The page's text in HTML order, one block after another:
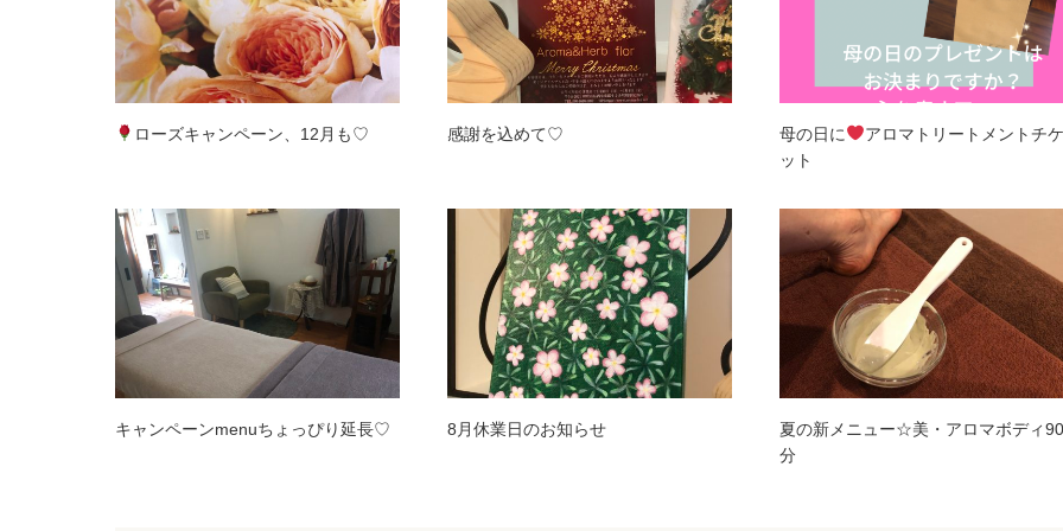
ローズキャンペーン、12月も♡ 感謝を込めて♡ 母の日に
アロマトリートメントチケ
ット
キャンペーンmenuちょっぴり延長♡ 8月休業日のお知らせ
夏の新メニュー☆美・アロマボディ90
分